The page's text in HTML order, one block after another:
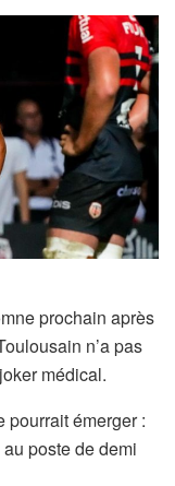
prochain après
n’a pas
médical.
pourrait émerger :
poste de demi